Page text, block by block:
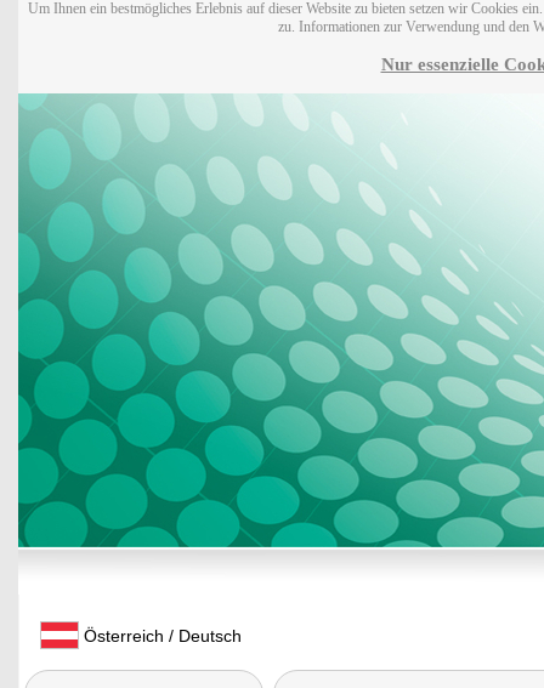
Um Ihnen ein bestmögliches Erlebnis auf dieser Website zu bieten setzen wir Cookies
zu. Informationen zur Verwendung und den
Nur essenzielle
Österreich / Deutsch